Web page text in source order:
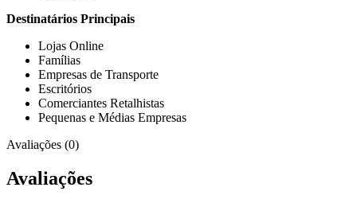
Destinatários Principais
Lojas Online
Famílias
Empresas de Transporte
Escritórios
Comerciantes Retalhistas
Pequenas e Médias Empresas
Avaliações (0)
Avaliações